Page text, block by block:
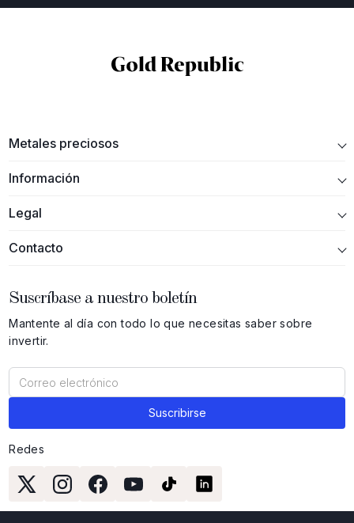
Metales preciosos
Información
Legal
Contacto
Suscríbase a nuestro boletín
Mantente al día con todo lo que necesitas saber sobre
invertir.
Redes